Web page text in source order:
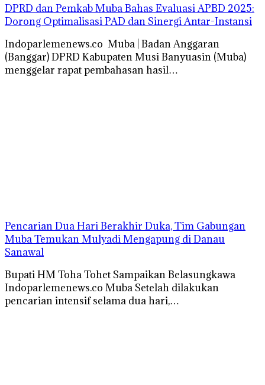
DPRD dan Pemkab Muba Bahas Evaluasi APBD 2025:
Dorong Optimalisasi PAD dan Sinergi Antar-Instansi
Indoparlemenews.co Muba | Badan Anggaran
(Banggar) DPRD Kabupaten Musi Banyuasin (Muba)
menggelar rapat pembahasan hasil…
Pencarian Dua Hari Berakhir Duka, Tim Gabungan
Muba Temukan Mulyadi Mengapung di Danau
Sanawal
Bupati HM Toha Tohet Sampaikan Belasungkawa
Indoparlemenews.co Muba Setelah dilakukan
pencarian intensif selama dua hari,…